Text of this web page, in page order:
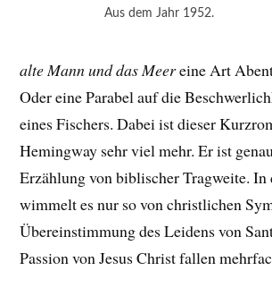
Aus dem Jahr 1952.
alte Mann und das Meereine Art
Oder eine Parabel auf die
eines Fischers. Dabei ist dieser
Hemingway sehr viel mehr. Er ist
Erzählung von biblischer Tragweite. In
wimmelt es nur so von christlichen
Übereinstimmung des Leidens von
Passion von Jesus Christ fallen